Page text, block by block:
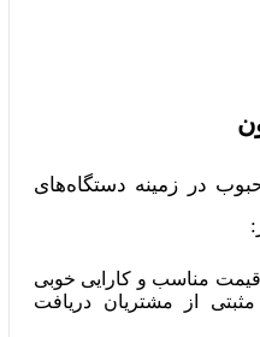
در زمینه دستگاه‌های
قیمت مناسب و کارایی خوبی
از مشتریان دریافت